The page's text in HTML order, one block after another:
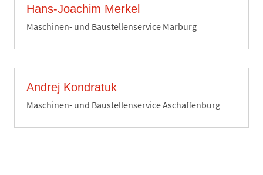
Hans-Joachim Merkel
Maschinen- und Baustellenservice Marburg
Andrej Kondratuk
Maschinen- und Baustellenservice Aschaffenburg